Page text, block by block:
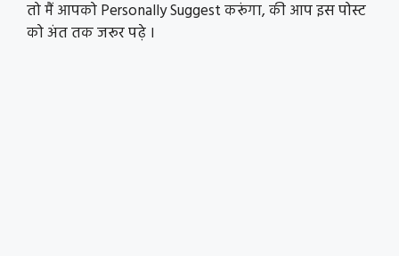
तो मैं आपको Personally Suggest करूंगा, की आप इस पोस्ट
को अंत तक जरूर पढ़े ।